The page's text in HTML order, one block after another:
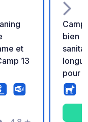
et
13
havre
bien
pour